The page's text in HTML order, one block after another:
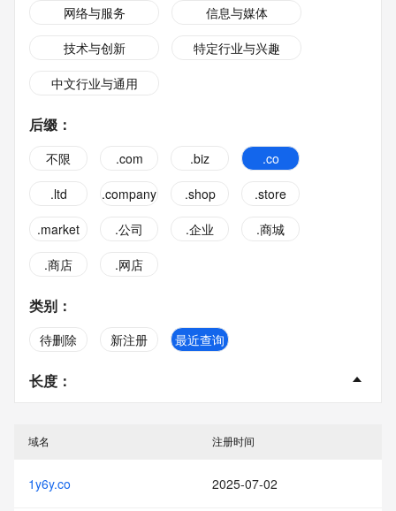
网络与服务
信息与媒体
技术与创新
特定行业与兴趣
中文行业与通用
后缀 ：
不限 .com .biz
.co
.ltd
.company .shop
.store
.market
.公司 .企业
.商城
.商店
.网店
类别 ：
待删除 新注册 最近查询
长度 ：
9字
域名 注册时间
1y6y.co 2025-07-02